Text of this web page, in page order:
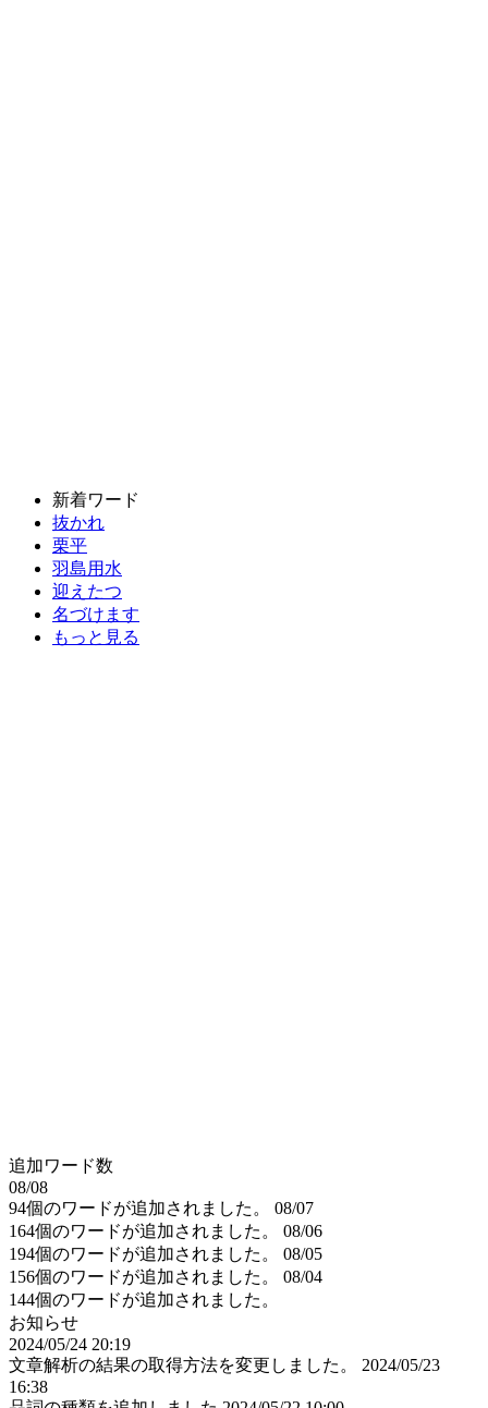
新着ワード
抜かれ
栗平
羽島用水
迎えたつ
名づけます
もっと見る
追加ワード数
08/08
94個のワードが追加されました。
08/07
164個のワードが追加されました。
08/06
194個のワードが追加されました。
08/05
156個のワードが追加されました。
08/04
144個のワードが追加されました。
お知らせ
2024/05/24 20:19
文章解析の結果の取得方法を変更しました。
2024/05/23
16:38